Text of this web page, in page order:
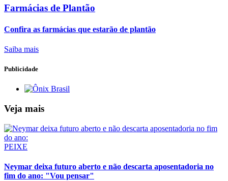
Farmácias de Plantão
Confira as farmácias que estarão de plantão
Saiba mais
Publicidade
Veja mais
PEIXE
Neymar deixa futuro aberto e não descarta aposentadoria no
fim do ano: "Vou pensar"